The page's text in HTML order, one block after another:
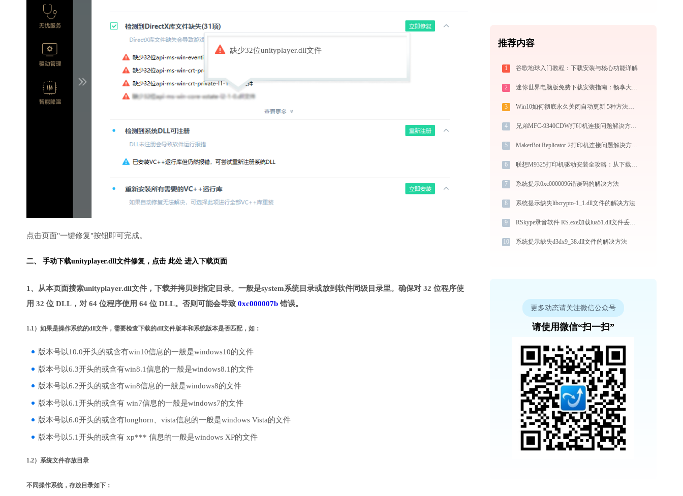
缺少32位unityplayer.dll文件
点击页面"一键修复"按钮即可完成。
二、 手动下载unityplayer.dll文件修复， 点击 此处 进入下载页面
1、从本页面搜索unityplayer.dll文件，下载并拷贝到指定目录。一般是system系统目录或放到软件同级目录里。确保对 32 位程序使
用 32 位 DLL，对 64 位程序使用 64 位 DLL。否则可能会导致 0xc000007b 错误。
1.1）如果是操作系统的dll文件，需要检查下载的dll文件版本和系统版本是否匹配，如：
版本号以10.0开头的或含有win10信息的一般是windows10的文件
版本号以6.3开头的或含有win8.1信息的一般是windows8.1的文件
版本号以6.2开头的或含有win8信息的一般是windows8的文件
版本号以6.1开头的或含有 win7信息的一般是windows7的文件
版本号以6.0开头的或含有longhorn、vista信息的一般是windows Vista的文件
版本号以5.1开头的或含有 xp*** 信息的一般是windows XP的文件
1.2）系统文件存放目录
不同操作系统，存放目录如下：
推荐内容
1 谷歌地球入门教程：下载安装与核心功能详解
2 迷你世界电脑版免费下载安装指南：畅享大屏沙盒创造与联机乐趣
3 Win10如何彻底永久关闭自动更新 5种方法教你永久关闭win10自动更新
4 兄弟MFC-9340CDW打印机连接问题解决方法 - 金山毒霸
5 MakerBot Replicator 2打印机连接问题解决方法 - 金山毒霸
6 联想M9325打印机驱动安装全攻略：从下载到安装完全教程
7 系统提示0xc0000096错误码的解决方法
8 系统提示缺失libcrypto-1_1.dll文件的解决方法
9 RSkype录音软件 RS.exe加载lua51.dll文件丢失处理办法
10 系统提示缺失d3dx9_38.dll文件的解决方法
更多动态请关注微信公众号
请使用微信“扫一扫”